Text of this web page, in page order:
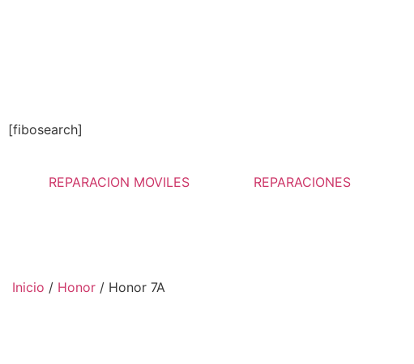
[fibosearch]
REPARACION MOVILES REPARACIONES
Inicio / Honor / Honor 7A